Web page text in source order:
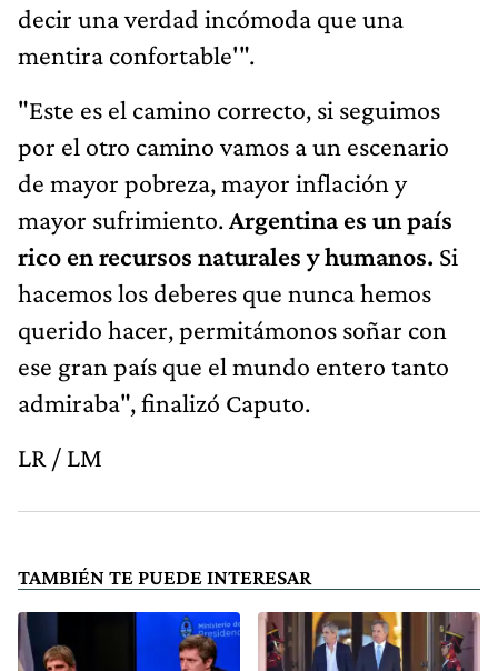
decir una verdad incómoda que una
mentira confortable'".
"Este es el camino correcto, si seguimos
por el otro camino vamos a un escenario
de mayor pobreza, mayor inflación y
mayor sufrimiento.Argentina es un país
rico en recursos naturales y humanos. Si
hacemos los deberes que nunca hemos
querido hacer, permitámonos soñar con
ese gran país que el mundo entero tanto
admiraba", finalizó Caputo.
LR / LM
TAMBIÉN TE PUEDE INTERESAR